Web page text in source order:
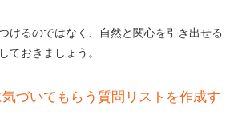
けるのではなく、自然と関心を引き出せる
ておきましょう。
づいてもらう質問リストを作成す